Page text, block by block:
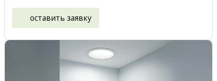
оставить заявку